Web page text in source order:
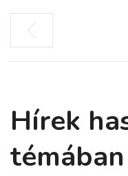
Hírek
témában